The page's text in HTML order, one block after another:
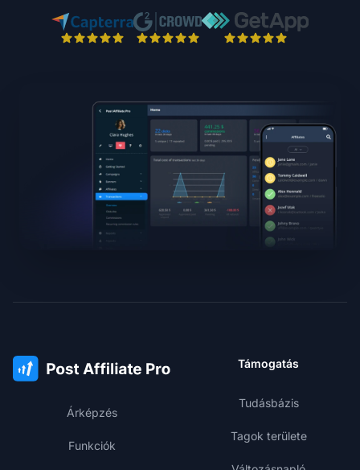
Árképzés
Funkciók
Támogatás
Tudásbázis
Tagok területe